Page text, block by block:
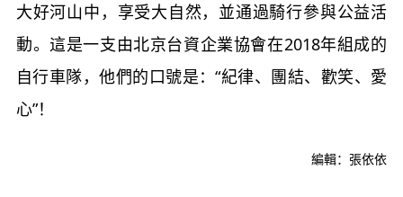
大好河山中，享受大自然，並通過騎行參與公益活
動。這是一支由北京台資企業協會在2018年組成的
自行車隊，他們的口號是：“紀律、團結、歡笑、愛
心”！
編輯：張依依